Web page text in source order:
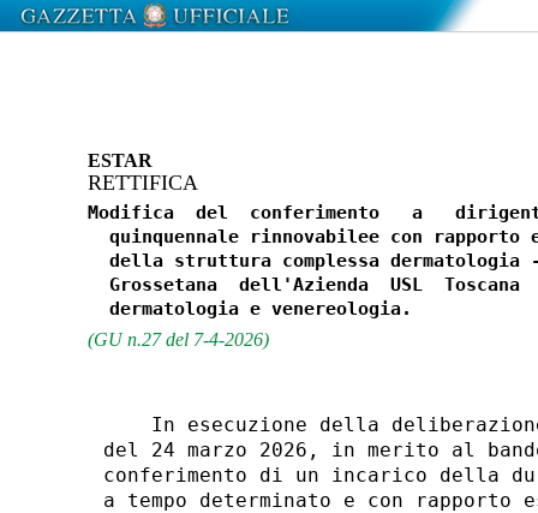
ESTAR
RETTIFICA
Modifica  del  conferimento   a
quinquennale rinnovabilee con rapporto
della struttura complessa dermatologia
Grossetana  dell'Azienda  USL  Toscana
(GU n.27 del 7-4-2026)
In esecuzione della
del 24 marzo 2026, in merito al
conferimento di un incarico della
a tempo determinato e con